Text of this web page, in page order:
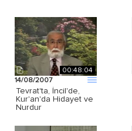
00:48:04
14/08/2007
Tevrat'ta, İncil'de,
Kur'an'da Hidayet ve
Nurdur